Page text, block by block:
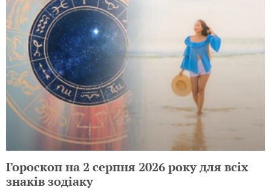
Гороскоп на 3 серпня 2026 року для всіх
знаків зодіаку